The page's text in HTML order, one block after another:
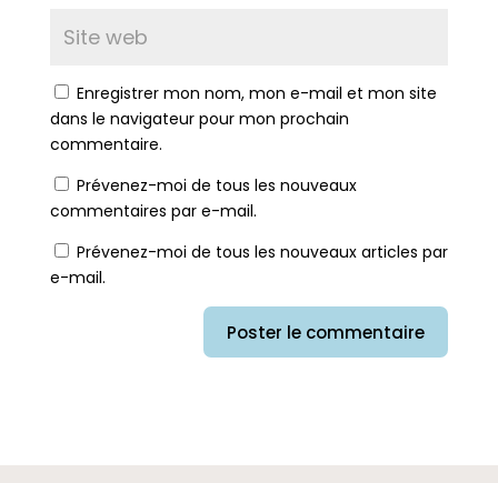
Enregistrer mon nom, mon e-mail et mon site
dans le navigateur pour mon prochain
commentaire.
Prévenez-moi de tous les nouveaux
commentaires par e-mail.
Prévenez-moi de tous les nouveaux articles par
e-mail.